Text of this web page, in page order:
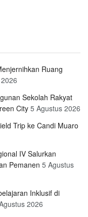
Ruang
Sekolah Rakyat
City 5 Agustus 2026
Trip ke Candi Muaro
IV Salurkan
Pemanen 5 Agustus
Inklusif di
2026